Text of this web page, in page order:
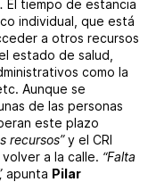
El tiempo de estancia
individual, que está
a otros recursos
estado de salud,
como la
Aunque se
de las personas
este plazo
recursos”y el CRI
a la calle. “Falta
apunta Pilar